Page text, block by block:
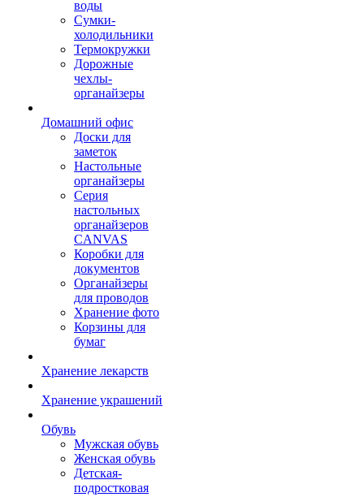
воды
Сумки-
холодильники
Термокружки
Дорожные
чехлы-
органайзеры
Домашний офис
Доски для
заметок
Настольные
органайзеры
Серия
настольных
органайзеров
CANVAS
Коробки для
документов
Органайзеры
для проводов
Хранение фото
Корзины для
бумаг
Хранение лекарств
Хранение украшений
Обувь
Мужская обувь
Женская обувь
Детская-
подростковая